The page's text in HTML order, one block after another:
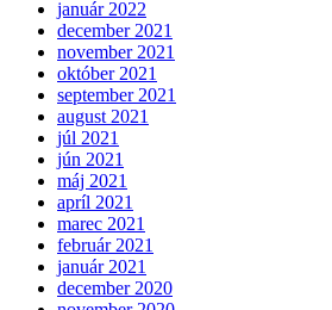
január 2022
december 2021
november 2021
október 2021
september 2021
august 2021
júl 2021
jún 2021
máj 2021
apríl 2021
marec 2021
február 2021
január 2021
december 2020